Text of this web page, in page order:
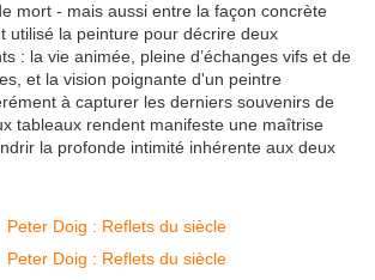
mort - mais aussi entre la façon concrète
utilisé la peinture pour décrire deux
: la vie animée, pleine d’échanges vifs et de
et la vision poignante d'un peintre
à capturer les derniers souvenirs de
tableaux rendent manifeste une maîtrise
la profonde intimité inhérente aux deux